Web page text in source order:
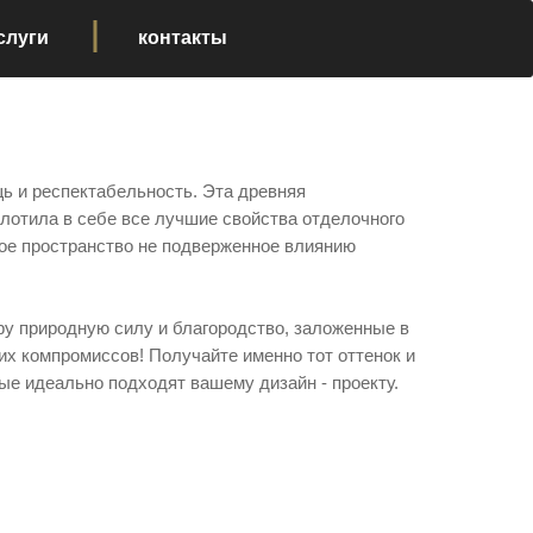
контакты
респектабельность. Эта древняя
в себе все лучшие свойства отделочного
пространство не подверженное влиянию
природную силу и благородство, заложенные в
компромиссов! Получайте именно тот оттенок и
идеально подходят вашему дизайн - проекту.